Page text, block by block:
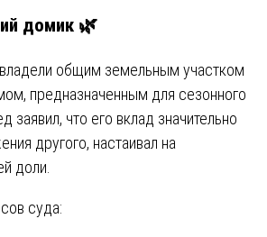
домик 🌿
общим земельным участком
предназначенным для сезонного
заявил, что его вклад значительно
другого, настаивал на
доли.
суда: